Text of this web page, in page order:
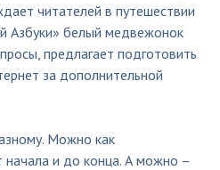
читателей в путешествии
Азбуки» белый медвежонок
предлагает подготовить
за дополнительной
Можно как
и до конца. А можно –